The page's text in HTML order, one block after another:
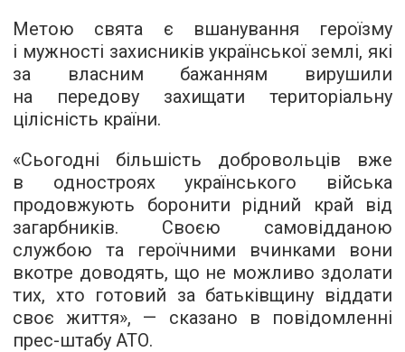
Метою свята є вшанування героїзму
і мужності захисників української землі, які
за власним бажанням вирушили
на передову захищати територіальну
цілісність країни.
«Сьогодні більшість добровольців вже
в одностроях українського війська
продовжують боронити рідний край від
загарбників. Своєю самовідданою
службою та героїчними вчинками вони
вкотре доводять, що не можливо здолати
тих, хто готовий за батьківщину віддати
своє життя», — сказано в повідомленні
прес-штабу АТО.